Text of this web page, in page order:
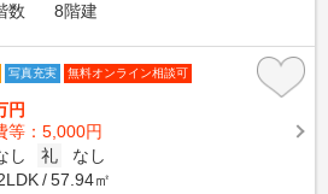
数
8階建
写真充実 無料オンライン相談可
円
等：5,000円
し 礼
なし
57.94㎡